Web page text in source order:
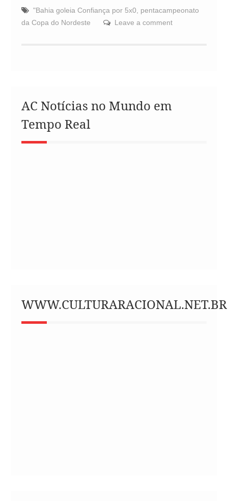
"Bahia goleia Confiança por 5x0
pentacampeonato
da Copa do Nordeste
Leave a comment
AC Notícias no Mundo em
Tempo Real
WWW.CULTURARACIONAL.NET.BR